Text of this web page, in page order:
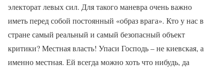
электорат левых сил. Для такого маневра очень важно
иметь перед собой постоянный «образ врага». Кто у нас в
стране самый реальный и самый безопасный объект
критики? Местная власть! Упаси Господь – не киевская, а
именно местная. Ей всегда можно хоть что нибудь, да